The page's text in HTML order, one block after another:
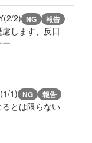
2) NG 報告
します、反日
1) NG 報告
とは限らない